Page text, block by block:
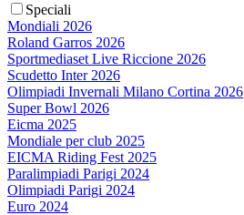
Speciali
Mondiali 2026
Roland Garros 2026
Sportmediaset Live Riccione 2026
Scudetto Inter 2026
Olimpiadi Invernali Milano Cortina 2026
Super Bowl 2026
Eicma 2025
Mondiale per club 2025
EICMA Riding Fest 2025
Paralimpiadi Parigi 2024
Olimpiadi Parigi 2024
Euro 2024